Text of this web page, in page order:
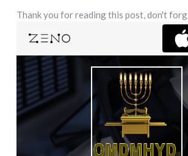
Thank you for reading this post, don't